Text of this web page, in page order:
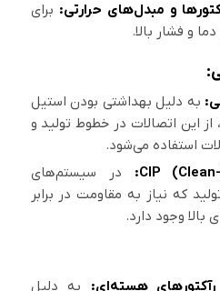
و مبدل‌های حرارتی: برای
و فشار بالا.
به دلیل بهداشتی بودن استیل
این اتصالات در خطوط تولید و
استفاده می‌شود.
در سیستم‌های
که نیاز به مقاومت در برابر
بالا وجود دارد.
هسته‌ای: به دلیل